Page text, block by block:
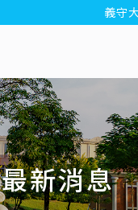
:::
義守
最新消息